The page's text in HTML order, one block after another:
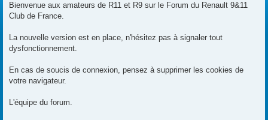
Bienvenue aux amateurs de R11 et R9 sur le Forum du Renault 9&11
Club de France.
La nouvelle version est en place, n'hésitez pas à signaler tout
dysfonctionnement.
En cas de soucis de connexion, pensez à supprimer les cookies de
votre navigateur.
L'équipe du forum.